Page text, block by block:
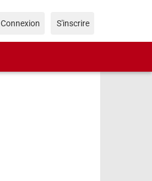
Connexion S'inscrire